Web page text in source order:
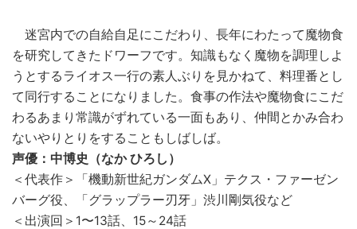
迷宮内での自給自足にこだわり、長年にわたって魔物食
を研究してきたドワーフです。知識もなく魔物を調理しよ
うとするライオス一行の素人ぶりを見かねて、料理番とし
て同行することになりました。食事の作法や魔物食にこだ
わるあまり常識がずれている一面もあり、仲間とかみ合わ
ないやりとりをすることもしばしば。
声優：中博史（なか ひろし）
＜代表作＞「機動新世紀ガンダムX」テクス・ファーゼン
バーグ役、「グラップラー刃牙」渋川剛気役など
＜出演回＞1〜13話、15～24話